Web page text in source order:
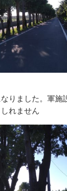
りました。軍施
れません